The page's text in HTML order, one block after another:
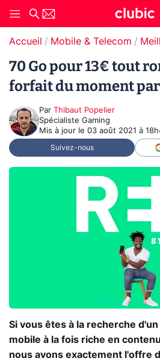
Accueil Mobile & Telecom
70 Go pour 13€ tout
forfait du moment par
Par Thibaut Popelier
Spécialiste Gaming
Mis à jour le 03 août 2021 à
Suivez-nous
Si vous êtes à la recherche
mobile à la fois riche en
nous avons exactement l'offre